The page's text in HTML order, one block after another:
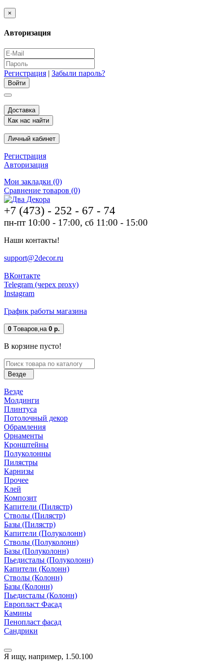
×
Авторизация
Регистрация | Забыли пароль?
Доставка
Как нас найти
Личный кабинет
Регистрация
Авторизация
Мои закладки (0)
Сравнение товаров (0)
+7 (473) - 252 - 67 - 74
пн-пт 10:00 - 17:00, сб 11:00 - 15:00
Наши контакты!
support@2decor.ru
ВКонтакте
Telegram (черех proxy)
Instagram
График работы магазина
0 Tоваров, на 0 р.
В корзине пусто!
Везде
Везде
Молдинги
Плинтуса
Потолочный декор
Обрамления
Орнаменты
Кронштейны
Полуколонны
Пилястры
Карнизы
Прочее
Клей
Композит
Капители (Пилястр)
Стволы (Пилястр)
Базы (Пилястр)
Капители (Полуколонн)
Стволы (Полуколонн)
Базы (Полуколонн)
Пьедисталы (Полуколонн)
Капители (Колонн)
Стволы (Колонн)
Базы (Колонн)
Пьедисталы (Колонн)
Европласт Фасад
Камины
Пенопласт фасад
Сандрики
Я ищу, например, 1.50.100